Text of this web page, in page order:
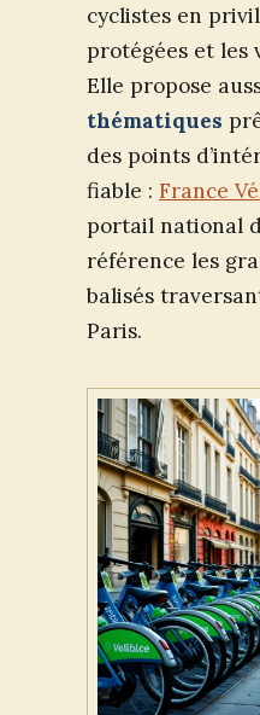
cyclistes en
protégées et les
Elle propose
thématiques
des points
fiable : France
portail national
référence les
balisés
Paris.